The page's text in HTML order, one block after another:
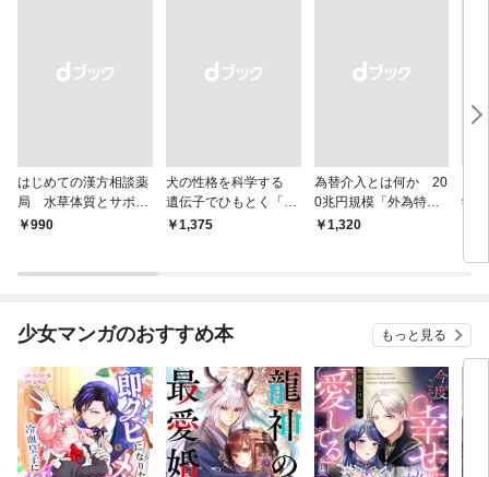
はじめての漢方相談薬
局 水草体質とサボテ
ン体質
￥990
犬の性格を科学する
遺伝子でひもとく「最
良の友」の進化
￥1,375
為替介入とは何か 20
0兆円規模「外為特
会」が生まれた謎
￥1,320
学
少女マンガのおすすめ本 もっと見る